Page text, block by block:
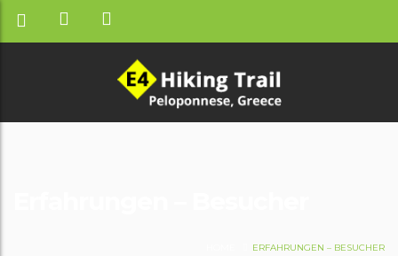
ERFAHRUNGEN – BESUCHER